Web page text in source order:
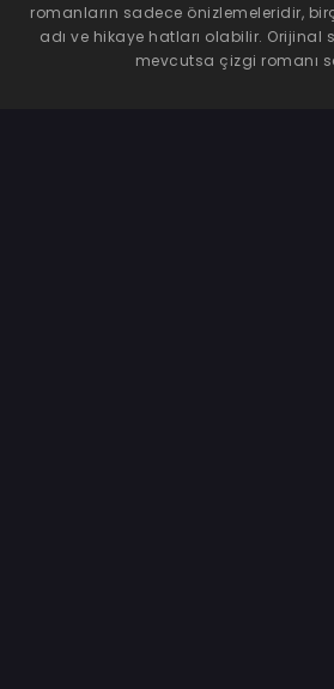
romanların sadece önizlemeleridir,
adı ve hikaye hatları olabilir. Orijinal
mevcutsa çizgi romanı